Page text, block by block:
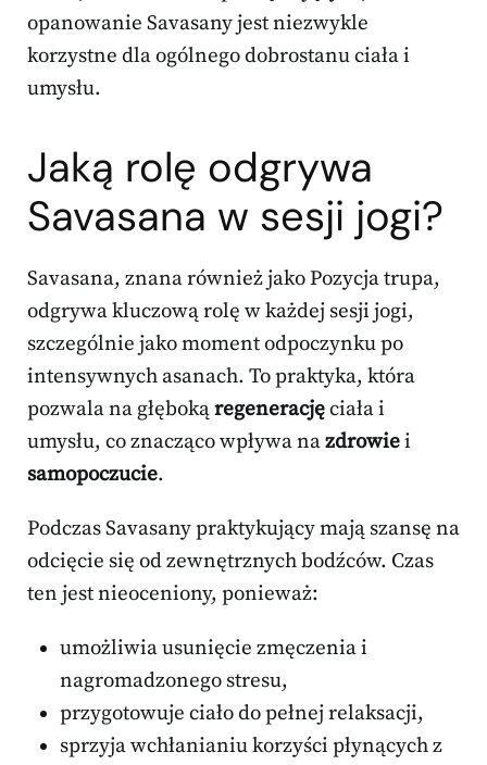
opanowanie Savasany jest niezwykle
korzystne dla ogólnego dobrostanu ciała i
umysłu.
Jaką rolę odgrywa
Savasana w sesji jogi?
Savasana, znana również jako Pozycja trupa,
odgrywa kluczową rolę w każdej sesji jogi,
szczególnie jako moment odpoczynku po
intensywnych asanach. To praktyka, która
pozwala na głębokąregeneracjęciała i
umysłu, co znacząco wpływa nazdrowiei
samopoczucie.
Podczas Savasany praktykujący mają szansę na
odcięcie się od zewnętrznych bodźców. Czas
ten jest nieoceniony, ponieważ:
umożliwia usunięcie zmęczenia i
nagromadzonego stresu,
przygotowuje ciało do pełnej relaksacji,
sprzyja wchłanianiu korzyści płynących z